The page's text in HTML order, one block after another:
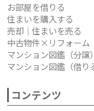
お部屋を借りる
住まいを購入する
売却｜住まいを売る
中古物件×リフォーム
マンション図鑑（分譲）
マンション図鑑（借り
コンテンツ